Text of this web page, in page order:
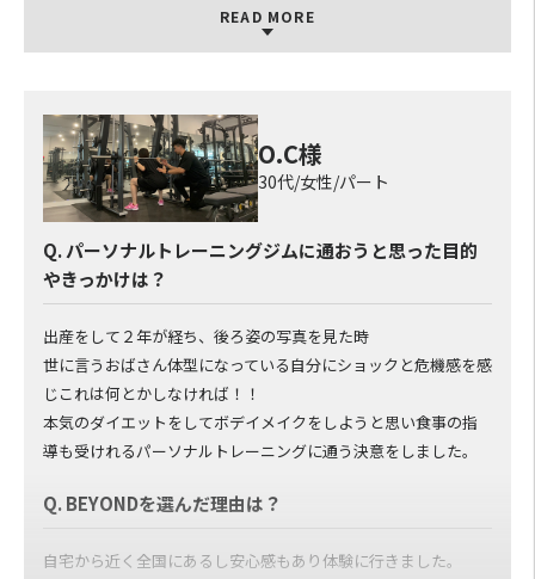
普通のジムにも通った事が無かったので何も分からない状態で
したが、１から丁寧に優しく教えてもらえたし、食事管理も初め
Q. BEYONDのパーソナルトレーナーについて
何人かの方にトレーニングしてもらいましたが、みなさん明るく
とても接しやすかったです！
中でも食事管理もしてもらっていた柳沼エリックくんは、行くと
いつも元気があり、トレーニング中にしんどくなってもエリック
くんの笑顔につられてこちらも笑顔が出るくらいの明るさで、キ
ツくてもやり切れるような指導をしてもらいました。
そのお陰で数字にちゃんと結果が出たし、トレーニングが楽し
READ MORE
O.C様
30代/女性/パート
Q. パーソナルトレーニングジムに通おうと思った目的
やきっかけは？
出産をして２年が経ち、後ろ姿の写真を見た時
世に言うおばさん体型になっている自分にショックと危機感を感
じこれは何とかしなければ！！
本気のダイエットをしてボデイメイクをしようと思い食事の指
導も受けれるパーソナルトレーニングに通う決意をしました。
Q. BEYONDを選んだ理由は？
自宅から近く全国にあるし安心感もあり体験に行きました。